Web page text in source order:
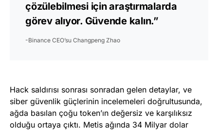
çözülebilmesi için araştırmalarda
görev alıyor. Güvende kalın.”
-Binance CEO’su Changpeng Zhao
Hack saldırısı sonrası sonradan gelen detaylar, ve
siber güvenlik güçlerinin incelemeleri doğrultusunda,
ağda basılan çoğu token’ın değersiz ve karşılıksız
olduğu ortaya çıktı. Metis ağında 34 Milyar dolar